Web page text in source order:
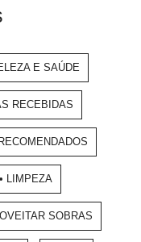
E SAÚDE
RECEBIDAS
LIMPEZA
SOBRAS